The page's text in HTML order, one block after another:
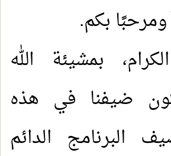
بكم.
بمشيئة الله
ضيفنا في هذه
البرنامج الدائم